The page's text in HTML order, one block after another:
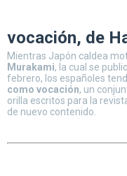
vocación, de
Mientras Japón caldea
Murakami, la cual se
febrero, los españoles
como vocación, un
orilla escritos para la
de nuevo contenido.